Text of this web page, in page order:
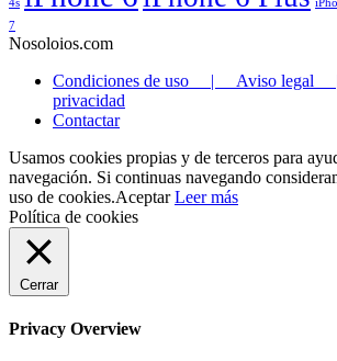
4s
7
Nosoloios.com
Condiciones de uso | Aviso legal
privacidad
Contactar
Usamos cookies propias y de terceros para
navegación. Si continuas navegando
uso de cookies.Aceptar Leer más
Política de cookies
Cerrar
Privacy Overview